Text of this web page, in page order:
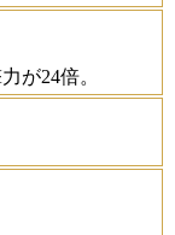
が24倍。